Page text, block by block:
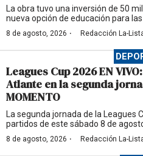
La obra tuvo una inversión de 50
nueva opción de educación para
8 de agosto, 2026 · Redacción La-
Leagues Cup 2026 EN
Atlante en la segunda
MOMENTO
La segunda jornada de la Leagues
partidos de este sábado 8 de
8 de agosto, 2026 · Redacción La-